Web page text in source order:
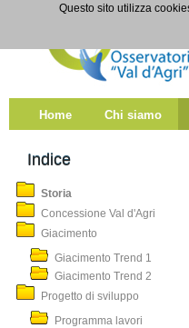
Salta al contenuto
Home Chi siamo
Indice
Storia
Concessione Val d'Agri
Giacimento
Giacimento Trend 1
Giacimento Trend 2
Progetto di sviluppo
Programma lavori
Questo sito utilizza